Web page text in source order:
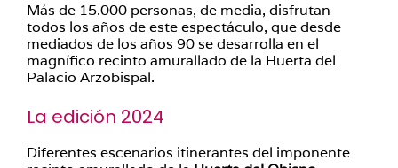
Más de 15.000 personas, de media, disfrutan
todos los años de este espectáculo, que desde
mediados de los años 90 se desarrolla en el
magnífico recinto amurallado de la Huerta del
Palacio Arzobispal.
La edición 2024
Diferentes escenarios itinerantes del imponente